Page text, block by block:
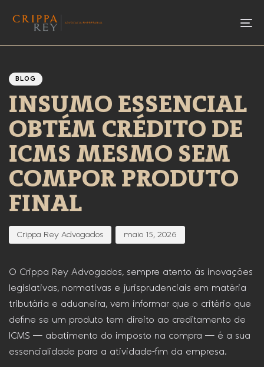
BLOG
INSUMO ESSENCIAL
OBTÉM CRÉDITO DE
ICMS MESMO SEM
COMPOR PRODUTO
FINAL
Crippa Rey Advogados maio 15, 2026
O Crippa Rey Advogados, sempre atento às inovações
legislativas, normativas e jurisprudenciais em matéria
tributária e aduaneira, vem informar que o critério que
define se um produto tem direito ao creditamento de
ICMS — abatimento do imposto na compra — é a sua
essencialidade para a atividade-fim da empresa.